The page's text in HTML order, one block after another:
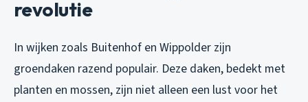
revolutie
In wijken zoals Buitenhof en Wippolder zijn
groendaken razend populair. Deze daken, bedekt met
planten en mossen, zijn niet alleen een lust voor het